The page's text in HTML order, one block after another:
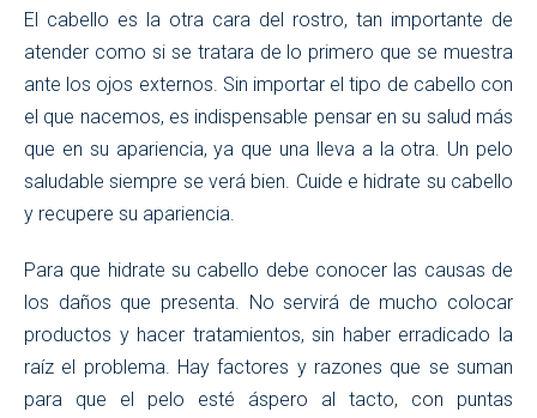
El cabello es la otra cara del rostro, tan importante de
atender como si se tratara de lo primero que se muestra
ante los ojos externos. Sin importar el tipo de cabello con
el que nacemos, es indispensable pensar en su salud más
que en su apariencia, ya que una lleva a la otra. Un pelo
saludable siempre se verá bien. Cuide e hidrate su cabello
y recupere su apariencia.
Para que hidrate su cabello debe conocer las causas de
los daños que presenta. No servirá de mucho colocar
productos y hacer tratamientos, sin haber erradicado la
raíz el problema. Hay factores y razones que se suman
para que el pelo esté áspero al tacto, con puntas